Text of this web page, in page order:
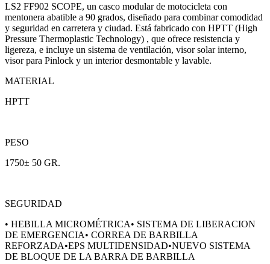
LS2 FF902 SCOPE, un casco modular de motocicleta con
mentonera abatible a 90 grados, diseñado para combinar comodidad
y seguridad en carretera y ciudad. Está fabricado con HPTT (High
Pressure Thermoplastic Technology) , que ofrece resistencia y
ligereza, e incluye un sistema de ventilación, visor solar interno,
visor para Pinlock y un interior desmontable y lavable.
MATERIAL
HPTT
PESO
1750± 50 GR.
SEGURIDAD
• HEBILLA MICROMÉTRICA• SISTEMA DE LIBERACION
DE EMERGENCIA• CORREA DE BARBILLA
REFORZADA•EPS MULTIDENSIDAD•NUEVO SISTEMA
DE BLOQUE DE LA BARRA DE BARBILLA